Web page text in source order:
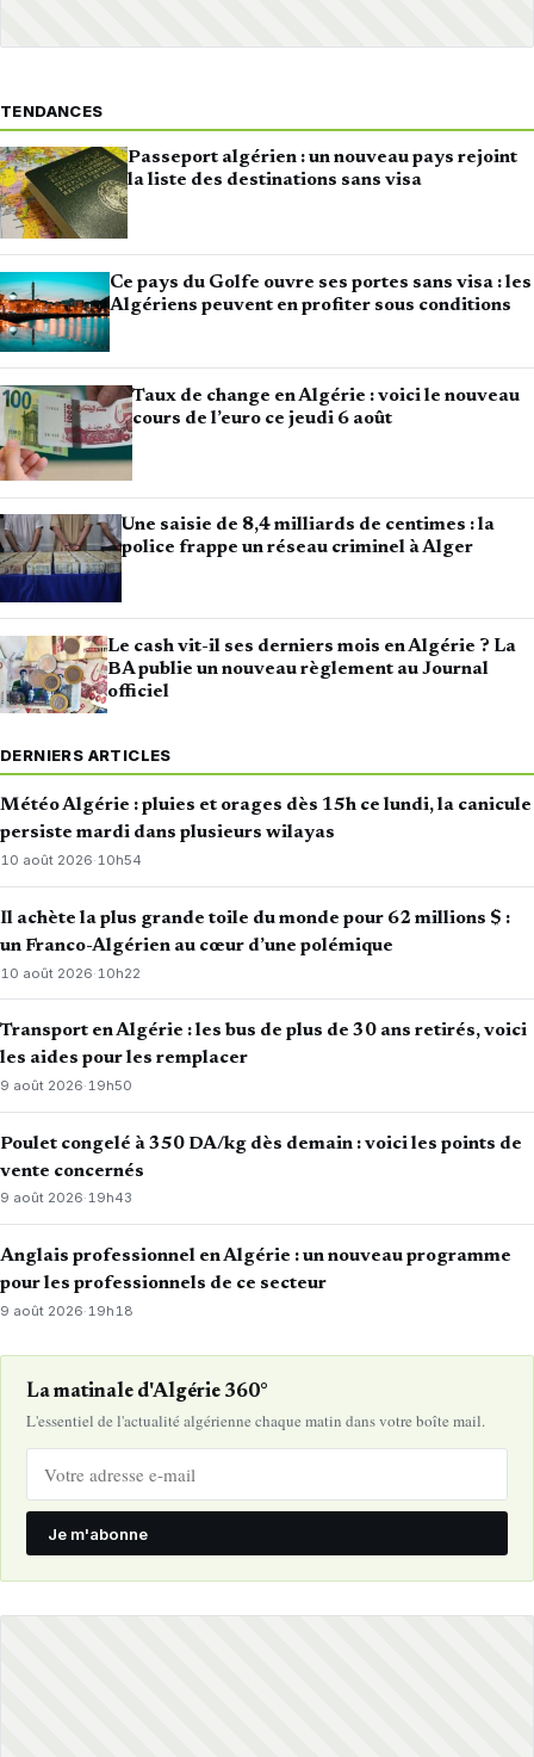
TENDANCES
Passeport algérien : un nouveau pays rejoint
la liste des destinations sans visa
Ce pays du Golfe ouvre ses portes sans visa : les
Algériens peuvent en profiter sous conditions
Taux de change en Algérie : voici le nouveau
cours de l’euro ce jeudi 6 août
Une saisie de 8,4 milliards de centimes : la
police frappe un réseau criminel à Alger
Le cash vit-il ses derniers mois en Algérie ? La
BA publie un nouveau règlement au Journal
officiel
DERNIERS ARTICLES
Météo Algérie : pluies et orages dès 15h ce lundi, la canicule
persiste mardi dans plusieurs wilayas
10 août 2026·10h54
Il achète la plus grande toile du monde pour 62 millions $ :
un Franco-Algérien au cœur d’une polémique
10 août 2026· 10h22
Transport en Algérie : les bus de plus de 30 ans retirés, voici
les aides pour les remplacer
9 août 2026·19h50
Poulet congelé à 350 DA/kg dès demain : voici les points de
vente concernés
9 août 2026·19h43
Anglais professionnel en Algérie : un nouveau programme
pour les professionnels de ce secteur
9 août 2026· 19h18
La matinale d'Algérie 360°
L'essentiel de l'actualité algérienne chaque matin dans votre boîte mail.
Je m'abonne